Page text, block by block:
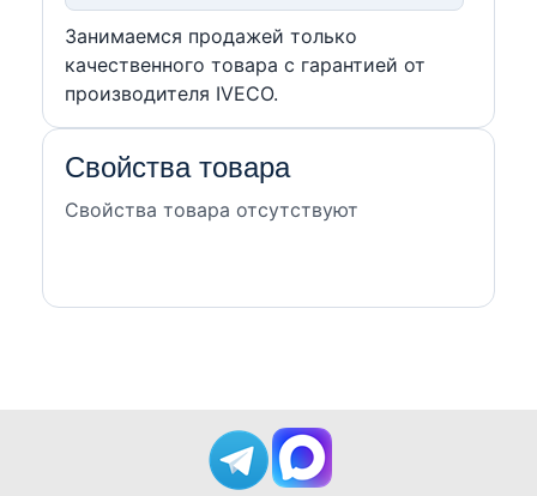
Занимаемся продажей только
качественного товара с гарантией от
производителя IVECO.
Свойства товара
Свойства товара отсутствуют